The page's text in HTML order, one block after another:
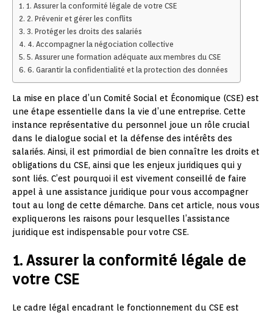
1. Assurer la conformité légale de votre CSE
2. Prévenir et gérer les conflits
3. Protéger les droits des salariés
4. Accompagner la négociation collective
5. Assurer une formation adéquate aux membres du CSE
6. Garantir la confidentialité et la protection des données
La mise en place d’un Comité Social et Économique (CSE) est
une étape essentielle dans la vie d’une entreprise. Cette
instance représentative du personnel joue un rôle crucial
dans le dialogue social et la défense des intérêts des
salariés. Ainsi, il est primordial de bien connaître les droits et
obligations du CSE, ainsi que les enjeux juridiques qui y
sont liés. C’est pourquoi il est vivement conseillé de faire
appel à une assistance juridique pour vous accompagner
tout au long de cette démarche. Dans cet article, nous vous
expliquerons les raisons pour lesquelles l’assistance
juridique est indispensable pour votre CSE.
1. Assurer la conformité légale de
votre CSE
Le cadre légal encadrant le fonctionnement du CSE est